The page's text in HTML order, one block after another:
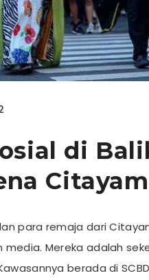
di
para remaja dari
media. Mereka adalah
berada di